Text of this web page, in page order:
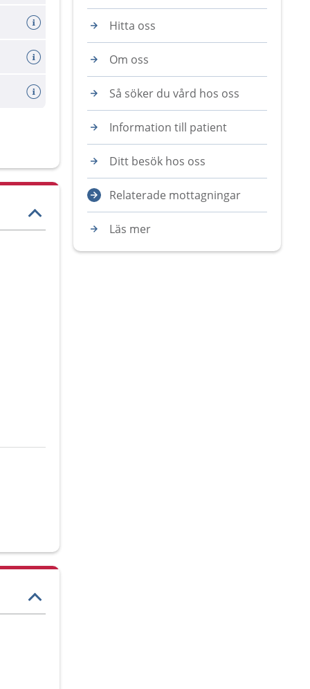
Hitta oss
Om oss
Så söker du vård hos oss
Information till patient
Ditt besök hos oss
Relaterade mottagningar
Läs mer